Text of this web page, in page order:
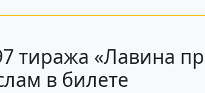
тиража «Лавина
в билете